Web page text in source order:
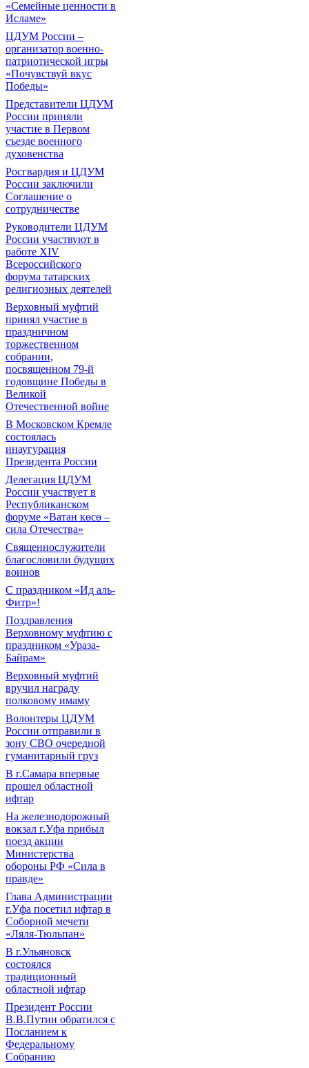
«Семейные ценности в
Исламе»
ЦДУМ России –
организатор военно-
патриотической игры
«Почувствуй вкус
Победы»
Представители ЦДУМ
России приняли
участие в Первом
съезде военного
духовенства
Росгвардия и ЦДУМ
России заключили
Соглашение о
сотрудничестве
Руководители ЦДУМ
России участвуют в
работе XIV
Всероссийского
форума татарских
религиозных деятелей
Верховный муфтий
принял участие в
праздничном
торжественном
собрании,
посвященном 79-й
годовщине Победы в
Великой
Отечественной войне
В Московском Кремле
состоялась
инаугурация
Президента России
Делегация ЦДУМ
России участвует в
Республиканском
форуме «Ватан көсө –
сила Отечества»
Священнослужители
благословили будущих
воинов
С праздником «Ид аль-
Фитр»!
Поздравления
Верховному муфтию с
праздником «Ураза-
Байрам»
Верховный муфтий
вручил награду
полковому имаму
Волонтеры ЦДУМ
России отправили в
зону СВО очередной
гуманитарный груз
В г.Самара впервые
прошел областной
ифтар
На железнодорожный
вокзал г.Уфа прибыл
поезд акции
Министерства
обороны РФ «Сила в
правде»
Глава Администрации
г.Уфа посетил ифтар в
Соборной мечети
«Ляля-Тюльпан»
В г.Ульяновск
состоялся
традиционный
областной ифтар
Президент России
В.В.Путин обратился с
Посланием к
Федеральному
Собранию